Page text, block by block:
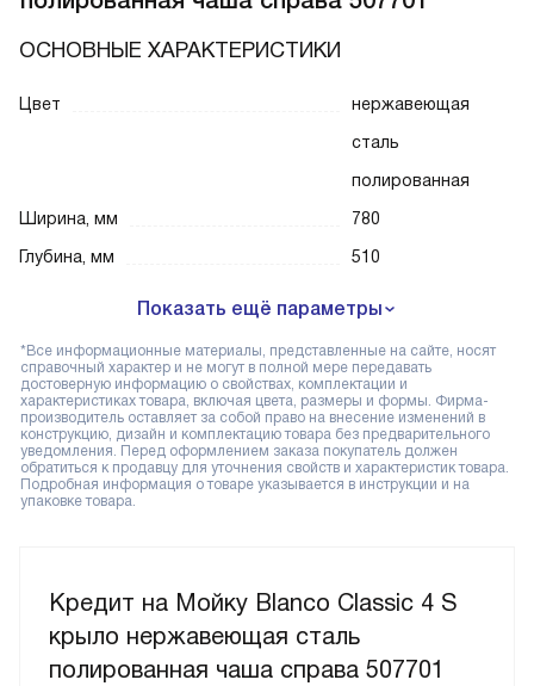
Кредит на Мойку Blanco Classic 4 S
крыло нержавеющая сталь
полированная чаша справа 507701
ОСНОВНЫЕ ХАРАКТЕРИСТИКИ
Цвет
нержавеющая
сталь
полированная
Ширина, мм
780
Глубина, мм
510
Показать ещё параметры
*Все информационные материалы, представленные на сайте, носят
справочный характер и не могут в полной мере передавать
достоверную информацию о свойствах, комплектации и
характеристиках товара, включая цвета, размеры и формы. Фирма-
производитель оставляет за собой право на внесение изменений в
конструкцию, дизайн и комплектацию товара без предварительного
уведомления. Перед оформлением заказа покупатель должен
обратиться к продавцу для уточнения свойств и характеристик товара.
Подробная информация о товаре указывается в инструкции и на
упаковке товара.